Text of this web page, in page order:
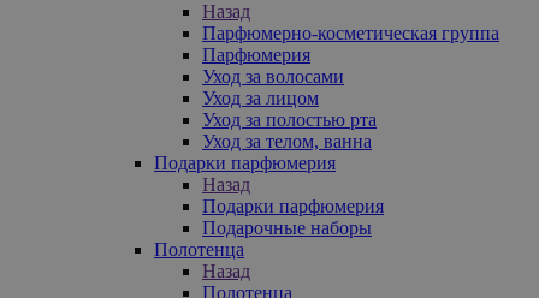
Назад
Парфюмерно-косметическая группа
Парфюмерия
Уход за волосами
Уход за лицом
Уход за полостью рта
Уход за телом, ванна
Подарки парфюмерия
Назад
Подарки парфюмерия
Подарочные наборы
Полотенца
Назад
Полотенца